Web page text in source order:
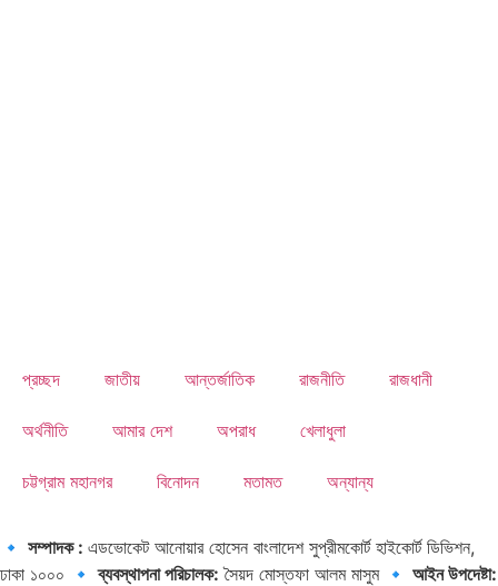
কৌশল গ্রহণ করেছে।
প্রচ্ছদ জাতীয় আন্তর্জাতিক রাজনীতি রাজধানী
অর্থনীতি আমার দেশ অপরাধ খেলাধুলা
চট্টগ্রাম মহানগর বিনোদন মতামত অন্যান্য
🔹 সম্পাদক : এডভোকেট আনোয়ার হোসেন বাংলাদেশ সুপ্রীমকোর্ট হাইকোর্ট ডিভিশন,
ঢাকা ১০০০ 🔹ব্যবস্থাপনা পরিচালক: সৈয়দ মোস্তফা আলম মাসুম 🔹 আইন উপদেষ্টা: